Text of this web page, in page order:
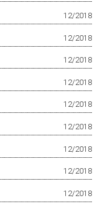
12/2018
12/2018
12/2018
12/2018
12/2018
12/2018
12/2018
12/2018
12/2018